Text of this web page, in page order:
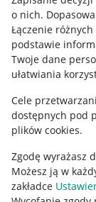
o nich.
Łączenie
podstawie
Twoje dane
ułatwiania
Cele
dostępnych pod
plików cookies.
Zgodę wyrażasz
Możesz ją w
zakładce
Regulamin
Polityka plików
Ustawienia
Udostępnianie
Informacje dla
Pobierz